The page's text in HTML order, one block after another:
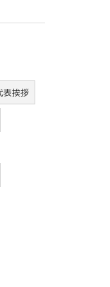
表挨拶